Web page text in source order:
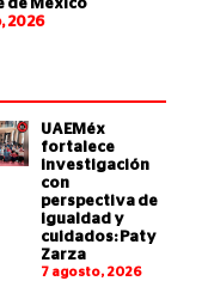
de México
2026
UAEMéx
fortalece
investigación
con
perspectiva de
igualdad y
cuidados: Paty
Zarza
7 agosto, 2026